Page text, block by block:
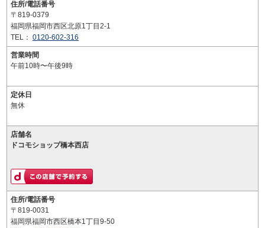
住所/電話番号
〒819-0379
福岡県福岡市西区北原1丁目2-1
TEL： 0120-602-316
営業時間
午前10時〜午後9時
定休日
無休
店舗名
ドコモショップ橋本西店
住所/電話番号
〒819-0031
福岡県福岡市西区橋本1丁目9-50